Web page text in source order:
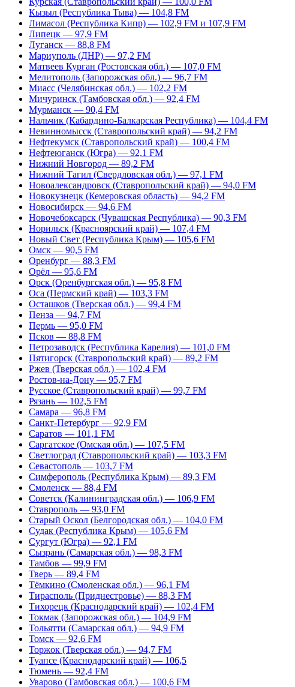
Кызыл (Республика Тыва) — 104,8 FM
Лимасол (Республика Кипр) — 102,9 FM и 107,9 FM
Липецк — 97,9 FM
Луганск — 88,8 FM
Мариуполь (ДНР) — 97,2 FM
Матвеев Курган (Ростовская обл.) — 107,0 FM
Мелитополь (Запорожская обл.) — 96,7 FM
Миасс (Челябинская обл.) — 102,2 FM
Мичуринск (Тамбовская обл.) — 92,4 FM
Мурманск — 90,4 FM
Нальчик (Кабардино-Балкарская Республика) — 104,4 FM
Невинномысск (Ставропольский край) — 94,2 FM
Нефтекумск (Ставропольский край) — 100,4 FM
Нефтеюганск (Югра) — 92,1 FM
Нижний Новгород — 89,2 FM
Нижний Тагил (Свердловская обл.) — 97,1 FM
Новоалександровск (Ставропольский край) — 94,0 FM
Новокузнецк (Кемеровская область) — 94,2 FM
Новосибирск — 94,6 FM
Новочебоксарск (Чувашская Республика) — 90,3 FM
Норильск (Красноярский край) — 107,4 FM
Новый Свет (Республика Крым) — 105,6 FM
Омск — 90,5 FM
Оренбург — 88,3 FM
Орёл — 95,6 FM
Орск (Оренбургская обл.) — 95,8 FM
Оса (Пермский край) — 103,3 FM
Осташков (Тверская обл.) — 99,4 FM
Пенза — 94,7 FM
Пермь — 95,0 FM
Псков — 88,8 FM
Петрозаводск (Республика Карелия) — 101,0 FM
Пятигорск (Ставропольский край) — 89,2 FM
Ржев (Тверская обл.) — 102,4 FM
Ростов-на-Дону — 95,7 FM
Русское (Ставропольский край) — 99,7 FM
Рязань — 102,5 FM
Самара — 96,8 FM
Санкт-Петербург — 92,9 FM
Саратов — 101,1 FM
Саргатское (Омская обл.) — 107,5 FM
Светлоград (Ставропольский край) — 103,3 FM
Севастополь — 103,7 FM
Симферополь (Республика Крым) — 89,3 FM
Смоленск — 88,4 FM
Советск (Калининградская обл.) — 106,9 FM
Ставрополь — 93,0 FM
Старый Оскол (Белгородская обл.) — 104,0 FM
Судак (Республика Крым) — 105,6 FM
Сургут (Югра) — 92,1 FM
Сызрань (Самарская обл.) — 98,3 FM
Тамбов — 99,9 FM
Тверь — 89,4 FM
Тёмкино (Смоленская обл.) — 96,1 FM
Тирасполь (Приднестровье) — 88,3 FM
Тихорецк (Краснодарский край) — 102,4 FM
Токмак (Запорожская обл.) — 104,9 FM
Тольятти (Самарская обл.) — 94,9 FM
Томск — 92,6 FM
Торжок (Тверская обл.) — 94,7 FM
Туапсе (Краснодарский край) — 106,5
Тюмень — 92,4 FM
Уварово (Тамбовская обл.) — 100,6 FM